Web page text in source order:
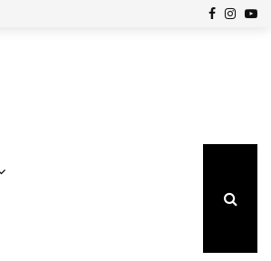
Facebook